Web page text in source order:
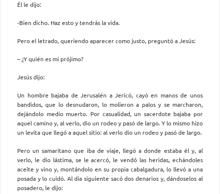
Él le dijo:
-Bien dicho. Haz esto y tendrás la vida.
Pero el letrado, queriendo aparecer como justo, preguntó a Jesús:
– ¿Y quién es mi prójimo?
Jesús dijo:
Un hombre bajaba de Jerusalén a Jericó, cayó en manos de unos
bandidos, que lo desnudaron, lo molieron a palos y se marcharon,
dejándolo medio muerto. Por casualidad, un sacerdote bajaba por
aquel camino y, al verlo, dio un rodeo y pasó de largo. Y lo mismo hizo
un levita que llegó a aquel sitio: al verlo dio un rodeo y pasó de largo.
Pero un samaritano que iba de viaje, llegó a donde estaba él y, al
verlo, le dio lástima, se le acercó, le vendó las heridas, echándoles
aceite y vino y, montándolo en su propia cabalgadura, lo llevó a una
posada y lo cuidó. Al día siguiente sacó dos denarios y, dándoselos al
posadero, le dijo: